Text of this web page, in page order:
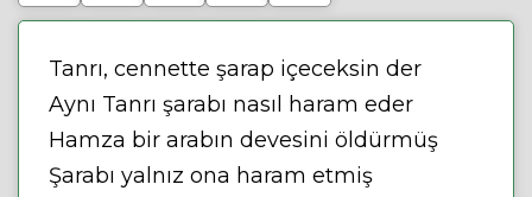
Tanrı, cennette şarap içeceksin der
Aynı Tanrı şarabı nasıl haram eder
Hamza bir arabın devesini öldürmüş
Şarabı yalnız ona haram etmiş